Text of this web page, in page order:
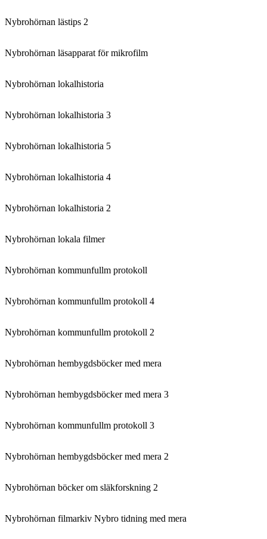
Nybrohörnan lästips 2
Nybrohörnan läsapparat för mikrofilm
Nybrohörnan lokalhistoria
Nybrohörnan lokalhistoria 3
Nybrohörnan lokalhistoria 5
Nybrohörnan lokalhistoria 4
Nybrohörnan lokalhistoria 2
Nybrohörnan lokala filmer
Nybrohörnan kommunfullm protokoll
Nybrohörnan kommunfullm protokoll 4
Nybrohörnan kommunfullm protokoll 2
Nybrohörnan hembygdsböcker med mera
Nybrohörnan hembygdsböcker med mera 3
Nybrohörnan kommunfullm protokoll 3
Nybrohörnan hembygdsböcker med mera 2
Nybrohörnan böcker om släkforskning 2
Nybrohörnan filmarkiv Nybro tidning med mera